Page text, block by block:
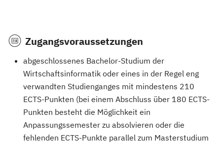
Zugangsvoraussetzungen
abgeschlossenes Bachelor-Studium der
Wirtschaftsinformatik oder eines in der Regel eng
verwandten Studienganges mit mindestens 210
ECTS-Punkten (bei einem Abschluss über 180 ECTS-
Punkten besteht die Möglichkeit ein
Anpassungssemester zu absolvieren oder die
fehlenden ECTS-Punkte parallel zum Masterstudium